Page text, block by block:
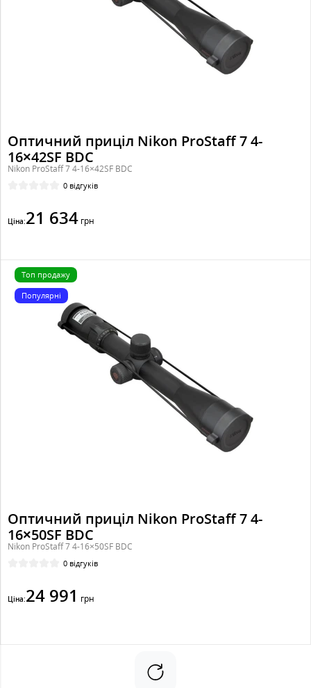
Оптичний приціл Nikon ProStaff 7 4-
16×42SF BDC
Nikon ProStaff 7 4-16×42SF BDC
0 відгуків
Ціна:21 634 грн
Топ продажу
Популярні
Оптичний приціл Nikon ProStaff 7 4-
16×50SF BDC
Nikon ProStaff 7 4-16×50SF BDC
0 відгуків
Ціна:24 991 грн